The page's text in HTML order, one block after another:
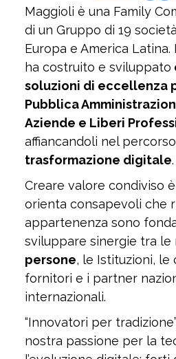
Maggioli è una Family
di un Gruppo di 19
Europa e America Latina.
ha costruito e sviluppato
soluzioni di eccellenza
Pubblica
Aziende e Liberi
affiancandoli nel
trasformazione digitale.
Creare valore condiviso
orienta consapevoli che
appartenenza sono
sviluppare sinergie tra le
persone, le Istituzioni, le
fornitori e i partner
internazionali.
“Innovatori per
nostra passione per la